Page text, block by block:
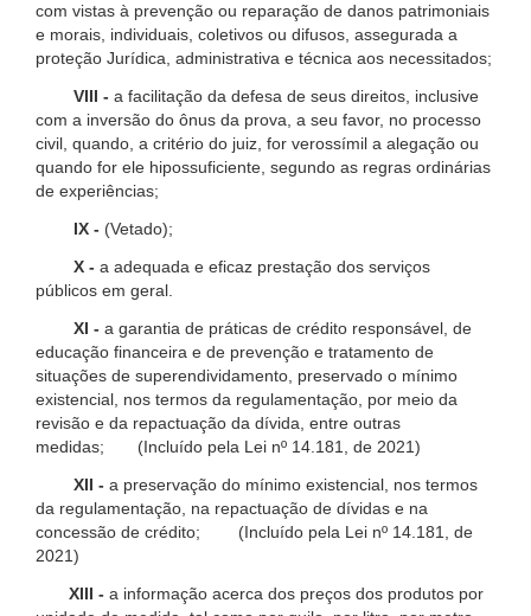
com vistas à prevenção ou reparação de danos patrimoniais
e morais, individuais, coletivos ou difusos, assegurada a
proteção Jurídica, administrativa e técnica aos necessitados;
VIII - a facilitação da defesa de seus direitos, inclusive
com a inversão do ônus da prova, a seu favor, no processo
civil, quando, a critério do juiz, for verossímil a alegação ou
quando for ele hipossuficiente, segundo as regras ordinárias
de experiências;
IX - (Vetado);
X - a adequada e eficaz prestação dos serviços
públicos em geral.
XI - a garantia de práticas de crédito responsável, de
educação financeira e de prevenção e tratamento de
situações de superendividamento, preservado o mínimo
existencial, nos termos da regulamentação, por meio da
revisão e da repactuação da dívida, entre outras
medidas; (Incluído pela Lei nº 14.181, de 2021)
XII - a preservação do mínimo existencial, nos termos
da regulamentação, na repactuação de dívidas e na
concessão de crédito; (Incluído pela Lei nº 14.181, de
2021)
XIII - a informação acerca dos preços dos produtos por